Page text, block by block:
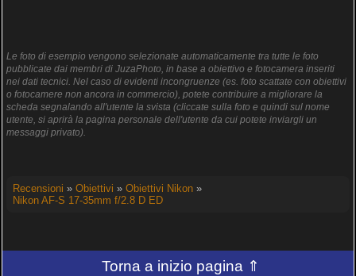
Le foto di esempio vengono selezionate automaticamente tra tutte le foto
pubblicate dai membri di JuzaPhoto, in base a obiettivo e fotocamera inseriti
nei dati tecnici. Nel caso di evidenti incongruenze (es. foto scattate con obiettivi
o fotocamere non ancora in commercio), potete contribuire a migliorare la
scheda segnalando all'utente la svista (cliccate sulla foto e quindi sul nome
utente, si aprirà la pagina personale dell'utente da cui potete inviargli un
messaggi privato).
Recensioni » Obiettivi » Obiettivi Nikon»
Nikon AF-S 17-35mm f/2.8 D ED
Torna a inizio pagina ⇑